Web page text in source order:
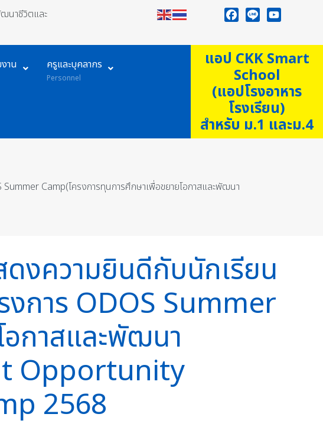
นาชีวิตและ
าน ครูและบุคลากร
Personnel
แอป CKK Smart
School
(แอปโรงอาหาร
โรงเรียน)
สำหรับ ม.1 และม.4
Camp(โครงการทุนการศึกษาเพื่อขยายโอกาสและพัฒนา
งความยินดีกับนักเรียน
งการ ODOS Summer
อกาสและพัฒนา
Opportunity
2568